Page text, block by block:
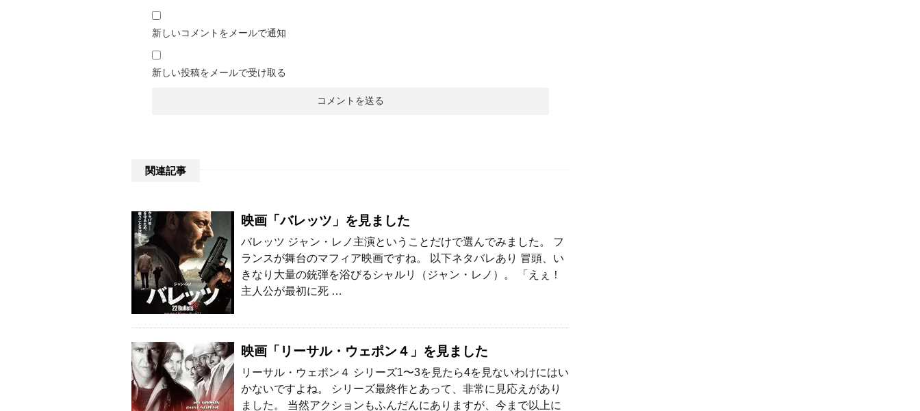
新しいコメントをメールで通知
新しい投稿をメールで受け取る
関連記事
映画「バレッツ」を見ました
バレッツ ジャン・レノ主演ということだけで選んでみました。 フ
ランスが舞台のマフィア映画ですね。 以下ネタバレあり 冒頭、い
きなり大量の銃弾を浴びるシャルリ（ジャン・レノ）。 「えぇ！
主人公が最初に死 …
映画「リーサル・ウェポン４」を見ました
リーサル・ウェポン４ シリーズ1〜3を見たら4を見ないわけにはい
かないですよね。 シリーズ最終作とあって、非常に見応えがあり
ました。 当然アクションもふんだんにありますが、今まで以上に